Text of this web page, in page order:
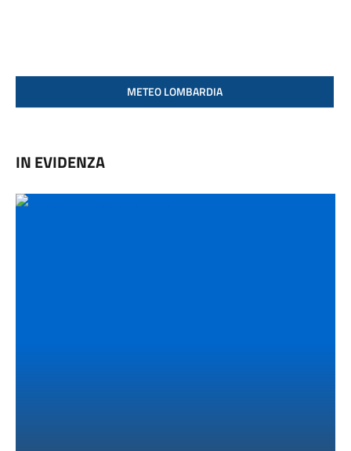
METEO LOMBARDIA
IN EVIDENZA